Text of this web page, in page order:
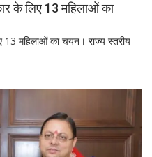
के लिए 13 महिलाओं का
13 महिलाओं का चयन। राज्य स्तरीय